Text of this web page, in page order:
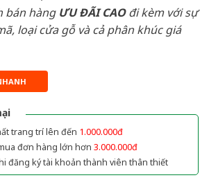
bán hàng ƯU ĐÃI CAOđi kèm với sự
loại cửa gỗ và cả phân khúc giá
trang trí lên đến 1.000.000đ
đơn hàng lớn hơn 3.000.000đ
đăng ký tài khoản thành viên thân thiết